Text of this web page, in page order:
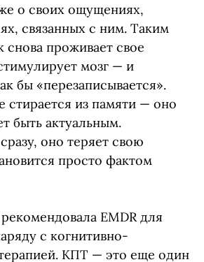
о своих ощущениях,
связанных с ним. Таким
снова проживает свое
мозг — и
бы «перезаписывается».
стирается из памяти — оно
быть актуальным.
оно теряет свою
просто фактом
EMDR для
с когнитивно-
КПТ — это еще один